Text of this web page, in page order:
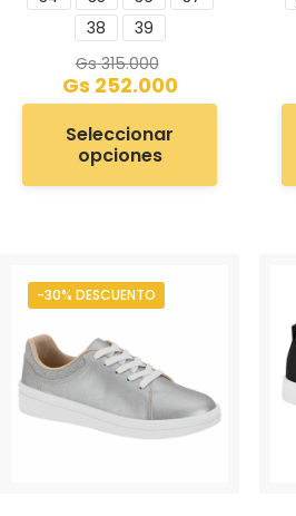
38
39
Gs315.000
Gs 252.000
Seleccionar
opciones
-30% DESCUENTO